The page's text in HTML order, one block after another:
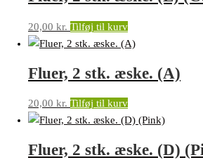
20,00 kr. Tilføj til kurv
Fluer, 2 stk. æske. (A)
20,00 kr. Tilføj til kurv
Fluer, 2 stk. æske. (D)